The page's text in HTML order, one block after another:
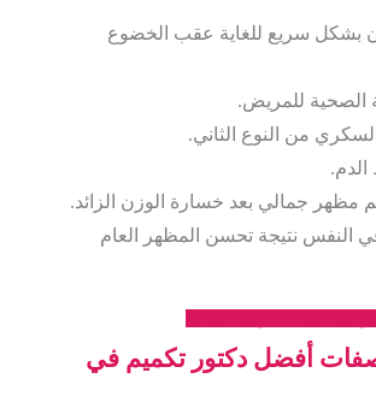
بشكل سريع للغاية عقب الخضوع
الصحية للمريض.
من النوع الثاني.
مظهر جمالي بعد خسارة الوزن الزائد.
النفس نتيجة تحسن المظهر العام
أفضل دكتور تكميم في